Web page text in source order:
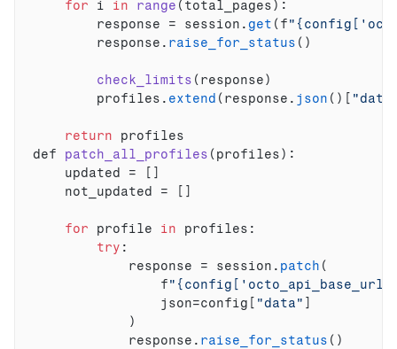
for i in range ( total_pages) :
response = session . get ( f
response . raise_for_status ( )
check_limits ( response)
profiles . extend ( response . json ( ) [
return
profiles
def patch_all_profiles ( profiles) :
updated
= [ ]
not_updated
= [ ]
for profile in profiles :
try :
response = session . patch (
f
json=config [ "data" ]
)
response . raise_for_status ( )